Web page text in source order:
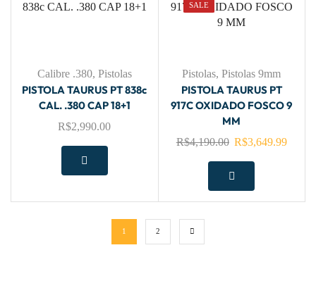
Calibre .380, Pistolas
PISTOLA TAURUS PT 838c
CAL. .380 CAP 18+1
R$2,990.00
SALE
Pistolas,Pistolas 9mm
PISTOLA TAURUS PT
917C OXIDADO FOSCO 9
MM
R$4,190.00 R$3,649.99
1 2